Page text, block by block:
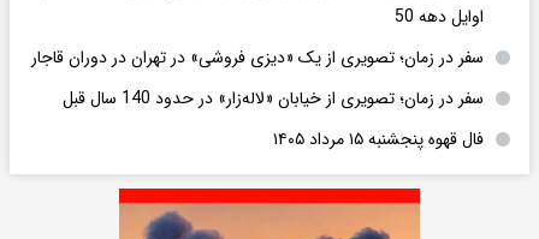
اوایل دهه 50
سفر در زمان؛ تصویری از یک «دیزی فروشی» در تهران در دوران قاجار
سفر در زمان؛ تصویری از خیابان «لاله‌زار» در حدود 140 سال قبل
فال قهوه پنجشنبه ۱۵ مرداد ۱۴۰۵